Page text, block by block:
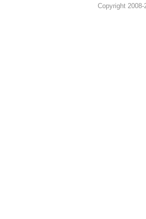
Copyright